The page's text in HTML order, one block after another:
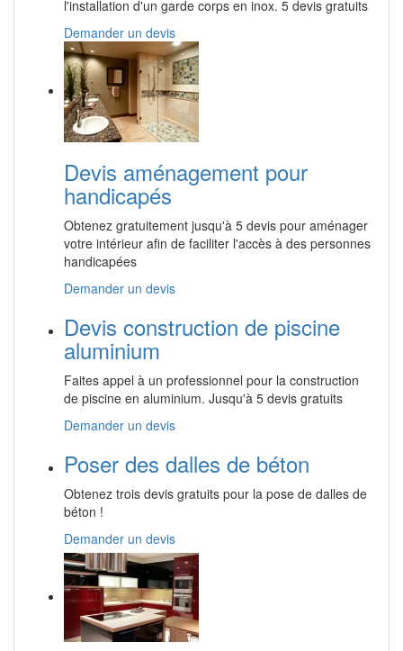
l'installation d'un garde corps en inox. 5 devis gratuits
Demander un devis
Devis aménagement pour
handicapés
Obtenez gratuitement jusqu'à 5 devis pour aménager
votre intérieur afin de faciliter l'accès à des personnes
handicapées
Demander un devis
Devis construction de piscine
aluminium
Faites appel à un professionnel pour la construction
de piscine en aluminium. Jusqu'à 5 devis gratuits
Demander un devis
Poser des dalles de béton
Obtenez trois devis gratuits pour la pose de dalles de
béton !
Demander un devis